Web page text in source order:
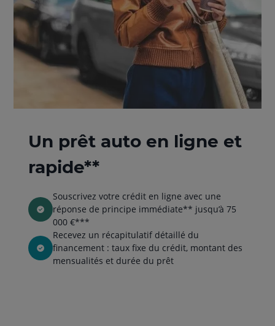
Un prêt auto en ligne et
rapide**
Souscrivez votre crédit en ligne avec une
réponse de principe immédiate** jusqu’à 75
000 €***
Recevez un récapitulatif détaillé du
financement : taux fixe du crédit, montant des
mensualités et durée du prêt